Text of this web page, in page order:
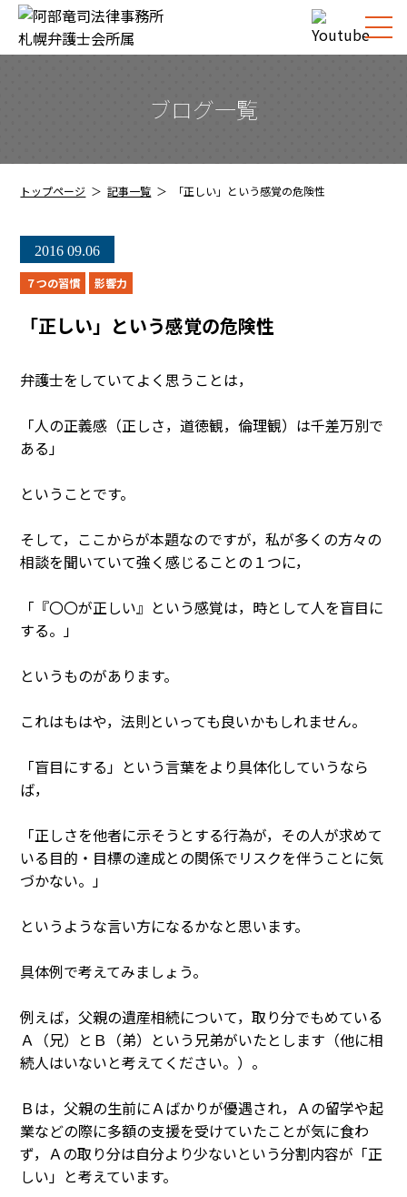
ブログ一覧
トップページ 記事一覧 「正しい」という感覚の危険性
201609.06
７つの習慣 影響力
「正しい」という感覚の危険性
弁護士をしていてよく思うことは，
「人の正義感（正しさ，道徳観，倫理観）は千差万別で
ある」
ということです。
そして，ここからが本題なのですが，私が多くの方々の
相談を聞いていて強く感じることの１つに，
「『〇〇が正しい』という感覚は，時として人を盲目に
する。」
というものがあります。
これはもはや，法則といっても良いかもしれません。
「盲目にする」という言葉をより具体化していうなら
ば，
「正しさを他者に示そうとする行為が，その人が求めて
いる目的・目標の達成との関係でリスクを伴うことに気
づかない。」
というような言い方になるかなと思います。
具体例で考えてみましょう。
例えば，父親の遺産相続について，取り分でもめている
Ａ（兄）とＢ（弟）という兄弟がいたとします（他に相
続人はいないと考えてください。）。
Ｂは，父親の生前にＡばかりが優遇され，Ａの留学や起
業などの際に多額の支援を受けていたことが気に食わ
ず，Ａの取り分は自分より少ないという分割内容が「正
しい」と考えています。